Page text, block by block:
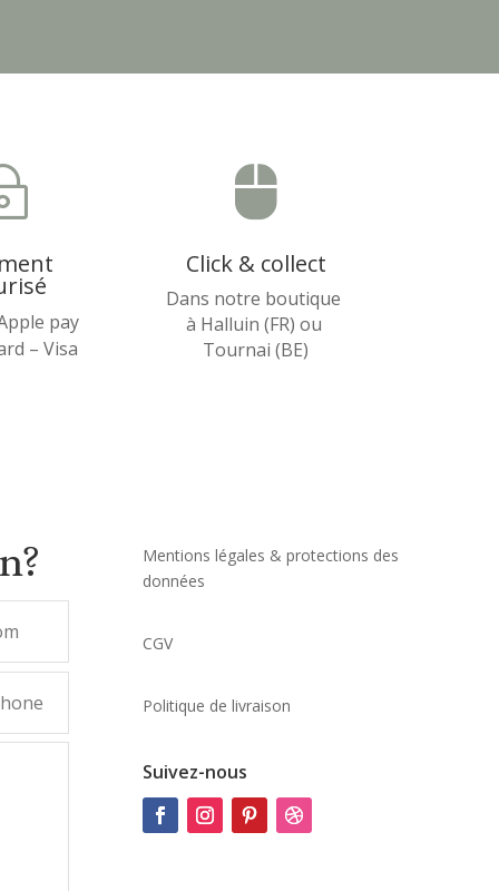
pay
– Visa

Click & collect
Dans notre boutique
à Halluin (FR) ou
Tournai (BE)
Mentions légales & protections des
données
CGV
Politique de livraison
Suivez-nous